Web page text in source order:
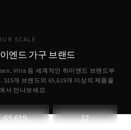
SCALE
엔드 가구 브랜드
Vitra 등 세계적인 하이엔드 브랜드부
515개 브랜드의 65,619개 이상의 제품을
서 만나보세요.
65,619+ 12